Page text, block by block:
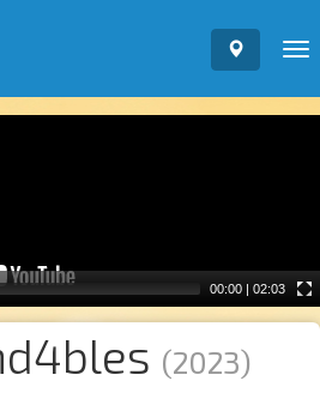
00:00 | 02:03
(2023)